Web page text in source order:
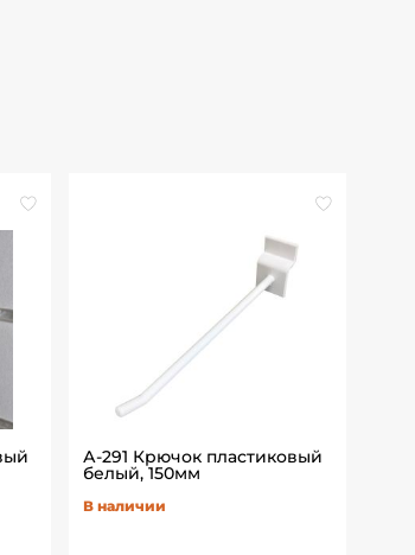
А-291 Крючок пластиковый
белый, 150мм
В наличии